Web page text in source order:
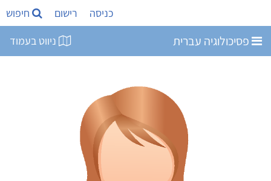
כניסה רישום חיפוש
פסיכולוגיה עברית ניווט בעמוד